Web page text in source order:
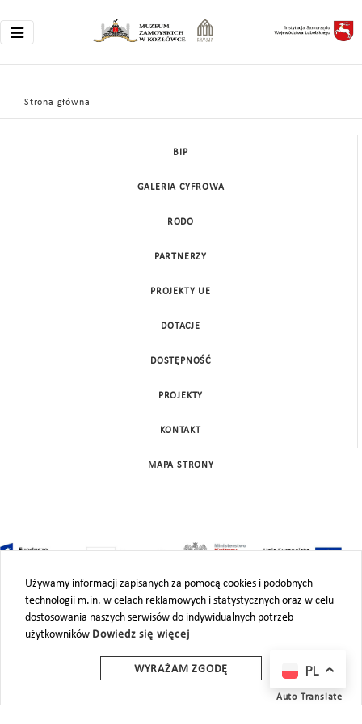
Strona główna
Slider
Używamy informacji zapisanych za pomocą cookies i podobnych
technologii m.in. w celach reklamowych i statystycznych oraz w celu
dostosowania naszych serwisów do indywidualnych potrzeb
użytkowników Dowiedz się więcej
WYRAŻAM ZGODĘ
BIP
GALERIA CYFROWA
RODO
PARTNERZY
PROJEKTY UE
DOTACJE
DOSTĘPNOŚĆ
PROJEKTY
KONTAKT
MAPA STRONY
PL
Auto Translate